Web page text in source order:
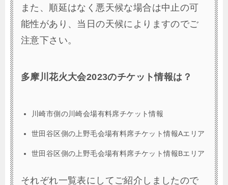
また、順延はなく悪天候な場合は中止の可
能性があり、当日の天候によりますのでご
注意下さい。
多摩川花火大会2023のチケット情報は？
川崎市側の川崎会場有料席チケット情報
世田谷区側の上野毛会場有料席チケット情報Aエリア
世田谷区側の上野毛会場有料席チケット情報Bエリア
それぞれ一覧表にしてご紹介しましたので